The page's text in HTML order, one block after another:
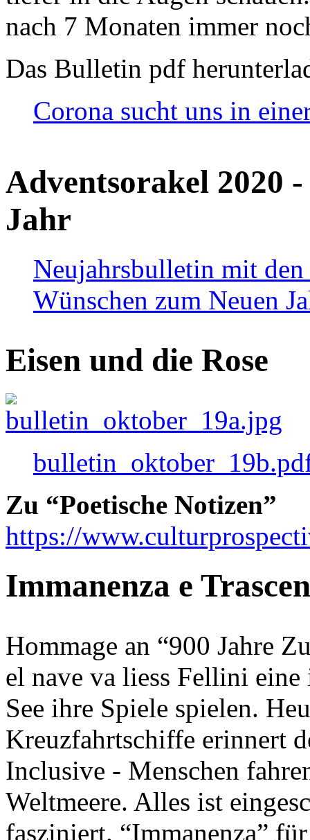
nach 7 Monaten immer
Das Bulletin pdf
Corona sucht uns in
Adventsorakel 2020
Jahr
Neujahrsbulletin mit den
Wünschen zum Neuen
Eisen und die Rose
Zu “Poetische Notizen”
https://
Immanenza e
Hommage an “900 Jahre
el nave va liess Fellini
See ihre Spiele spielen.
Kreuzfahrtschiffe erinnert
Inclusive - Menschen
Weltmeere. Alles ist
fasziniert. “Immanenza”